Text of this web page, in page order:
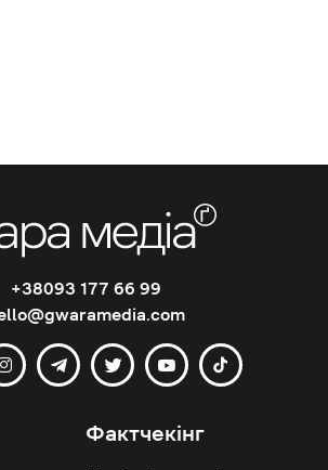
+38093 177 66 99
Фактчекінг